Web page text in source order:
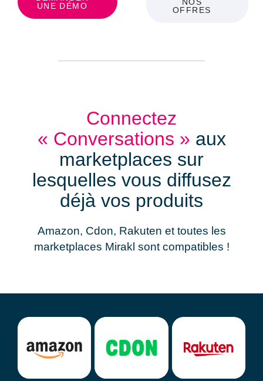
UNE DÉMO
OFFRES
Connectez
« Conversations » aux
marketplaces sur
lesquelles vous diffusez
déjà vos produits
Amazon, Cdon, Rakuten et toutes les
marketplaces Mirakl sont compatibles !